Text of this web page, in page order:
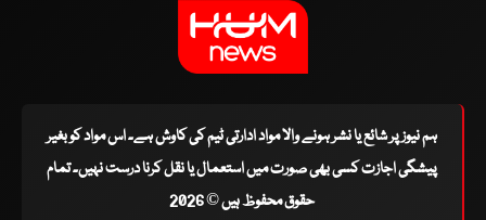
ہم نیوز پر شائع یا نشر ہونے والا مواد ادارتی ٹیم کی کاوش ہے۔ اس مواد کو بغیر
پیشگی اجازت کسی بھی صورت میں استعمال یا نقل کرنا درست نہیں۔ تمام
حقوق محفوظ ہیں © 2026